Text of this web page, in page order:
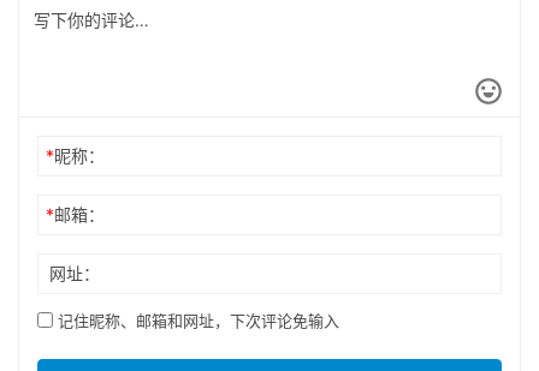
*昵称：
*邮箱：
网址：
记住昵称、邮箱和网址，下次评论免输入